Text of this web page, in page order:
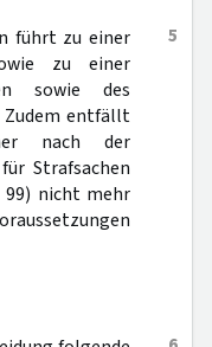
5
führt zu einer
zu einer
sowie des
Zudem entfällt
nach der
Strafsachen
99) nicht mehr